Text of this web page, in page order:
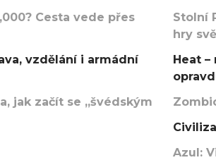
Cesta vede přes
vzdělání i armádní
jak začít se „švédským
Stolní
hry
Heat
Azul: